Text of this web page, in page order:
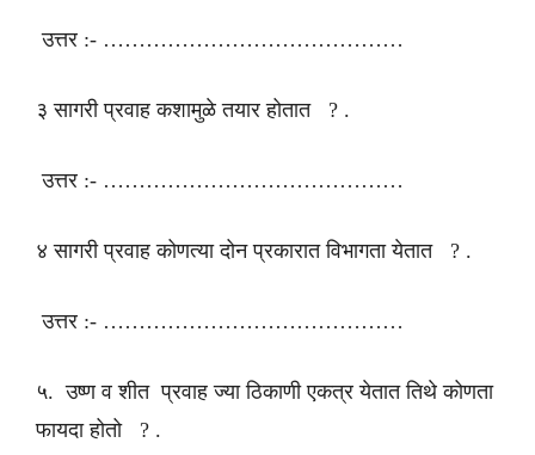
उत्तर :- ……………………………………
३ सागरी प्रवाह कशामुळे तयार होतात ? .
उत्तर :- ……………………………………
४ सागरी प्रवाह कोणत्या दोन प्रकारात विभागता येतात ? .
उत्तर :- ……………………………………
५. उष्ण व शीत प्रवाह ज्या ठिकाणी एकत्र येतात तिथे कोणता
फायदा होतो ? .